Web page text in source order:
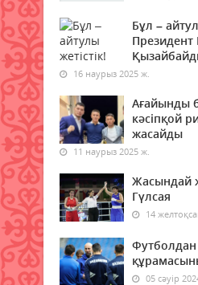
керек? Бұрынғы
берді
08 тамыз 2026 ж. 60
Қазақстанның
өңірлеріне аптап
оралады -
08 тамыз 2026 ж.
Елімізде бір
өрті тіркелді
08 тамыз 2026 ж.
Синоптиктер Астана
Алматыда аптап
болатынын ескертті
Бұл –
16 наурыз 2025 ж.
Ағайынды
кәсіпқой
жасайды
11 наурыз 2025 ж.
Жасындай
Гүлсая
14
Футболдан
05 сәуір